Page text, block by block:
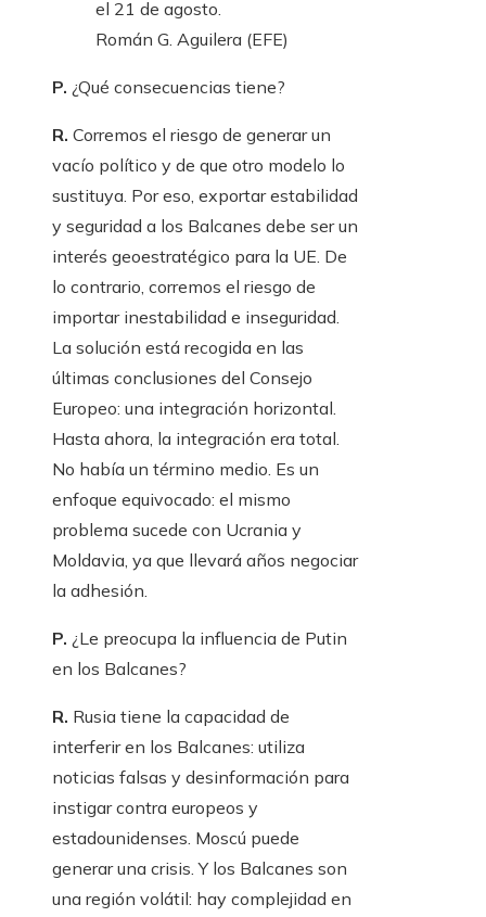
el 21 de agosto.
Román G. Aguilera (EFE)
P. ¿Qué consecuencias tiene?
R. Corremos el riesgo de generar un
vacío político y de que otro modelo lo
sustituya. Por eso, exportar estabilidad
y seguridad a los Balcanes debe ser un
interés geoestratégico para la UE. De
lo contrario, corremos el riesgo de
importar inestabilidad e inseguridad.
La solución está recogida en las
últimas conclusiones del Consejo
Europeo: una integración horizontal.
Hasta ahora, la integración era total.
No había un término medio. Es un
enfoque equivocado: el mismo
problema sucede con Ucrania y
Moldavia, ya que llevará años negociar
la adhesión.
P. ¿Le preocupa la influencia de Putin
en los Balcanes?
R. Rusia tiene la capacidad de
interferir en los Balcanes: utiliza
noticias falsas y desinformación para
instigar contra europeos y
estadounidenses. Moscú puede
generar una crisis. Y los Balcanes son
una región volátil: hay complejidad en